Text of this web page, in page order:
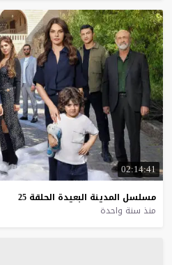
02:14:41
مسلسل المدينة البعيدة الحلقة 25
منذ سنة واحدة